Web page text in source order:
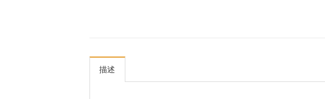
描述